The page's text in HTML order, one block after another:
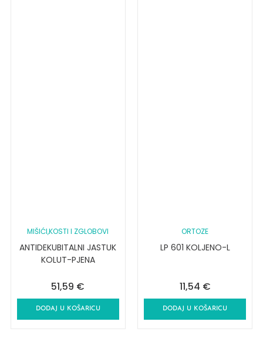
MIŠIĆI,KOSTI I ZGLOBOVI
ANTIDEKUBITALNI JASTUK
KOLUT-PJENA
51,59 €
DODAJ U KOŠARICU
ORTOZE
LP 601 KOLJENO-L
11,54 €
DODAJ U KOŠARICU